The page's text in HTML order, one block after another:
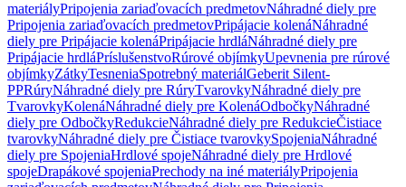
materiályPripojenia zariaďovacích predmetovNáhradné diely pre
Pripojenia zariaďovacích predmetovPripájacie kolenáNáhradné
diely pre Pripájacie kolenáPripájacie hrdláNáhradné diely pre
Pripájacie hrdláPríslušenstvoRúrové objímkyUpevnenia pre rúrové
objímkyZátkyTesneniaSpotrebný materiálGeberit Silent-
PPRúryNáhradné diely pre RúryTvarovkyNáhradné diely pre
TvarovkyKolenáNáhradné diely pre KolenáOdbočkyNáhradné
diely pre OdbočkyRedukcieNáhradné diely pre RedukcieČistiace
tvarovkyNáhradné diely pre Čistiace tvarovkySpojeniaNáhradné
diely pre SpojeniaHrdlové spojeNáhradné diely pre Hrdlové
spojeDrapákové spojeniaPrechody na iné materiályPripojenia